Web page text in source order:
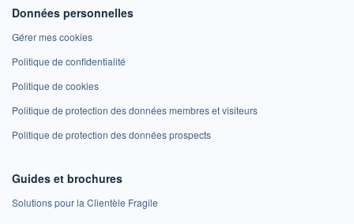
Données personnelles
Gérer mes cookies
Politique de confidentialité
Politique de cookies
Politique de protection des données membres et visiteurs
Politique de protection des données prospects
Guides et brochures
Solutions pour la Clientèle Fragile